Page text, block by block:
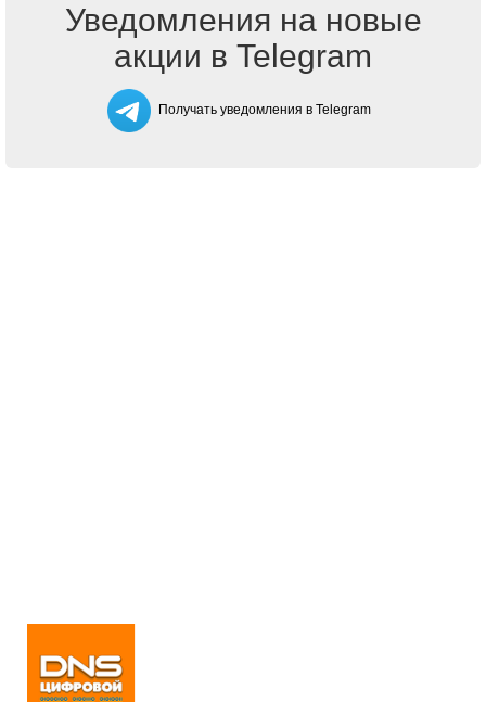
Уведомления на новые
акции в Telegram
Получать уведомления в Telegram